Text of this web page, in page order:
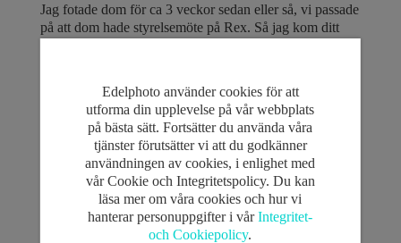
Jag fotade dom för ca 3 veckor sedan eller så, vi passade
på att dom hade styrelsemöte på Rex. Så jag kom ditt
alltså välja olika bakgrund och alla såg bra ut. Jag
lämnade en fönster öppet så att jag kunde blanda
omgivande ljus med ljuset från mina blixtar.
Jag är medlem i företagarna så jag blev extra glad att
dom valde mig för att ta deras nya bilder! 🙂 Och jag
känner/har träffat alla som sitter i styrelse, så det var en
extrakul fotografering! Här nedan kommer 4 av bilderna
Edelphoto använder cookies för att
utforma din upplevelse på vår webbplats
på bästa sätt. Fortsätter du använda våra
tjänster förutsätter vi att du godkänner
användningen av cookies, i enlighet med
vår Cookie och Integritetspolicy. Du kan
läsa mer om våra cookies och hur vi
hanterar personuppgifter i vårIntegritet-
och Cookiepolicy.